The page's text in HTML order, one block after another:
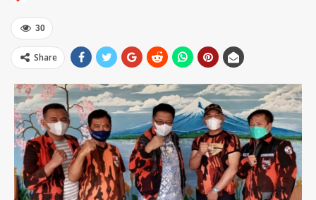
30
Share